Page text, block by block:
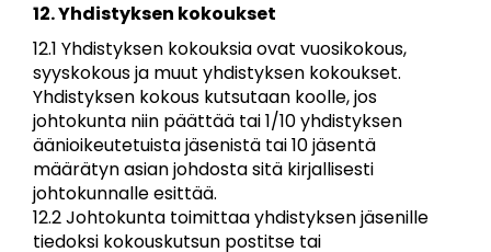
12. Yhdistyksen kokoukset
12.1 Yhdistyksen kokouksia ovat vuosikokous,
syyskokous ja muut yhdistyksen kokoukset.
Yhdistyksen kokous kutsutaan koolle, jos
johtokunta niin päättää tai 1/10 yhdistyksen
äänioikeutetuista jäsenistä tai 10 jäsentä
määrätyn asian johdosta sitä kirjallisesti
johtokunnalle esittää.
12.2 Johtokunta toimittaa yhdistyksen jäsenille
tiedoksi kokouskutsun postitse tai